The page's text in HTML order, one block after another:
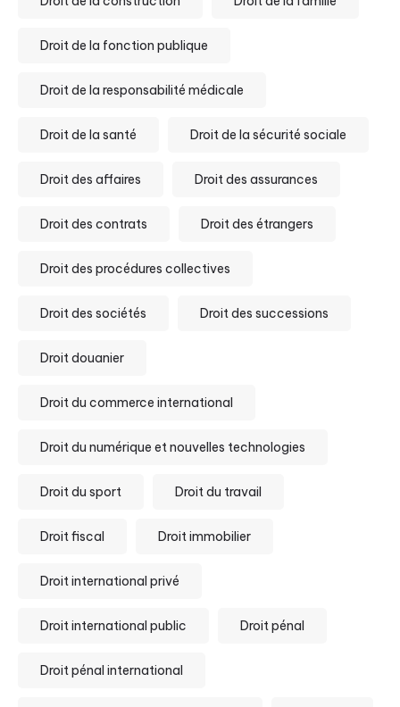
Droit de la fonction publique
Droit de la responsabilité médicale
Droit de la santé Droit de la sécurité sociale
Droit des affaires Droit des assurances
Droit des contrats Droit des étrangers
Droit des procédures collectives
Droit des sociétés Droit des successions
Droit douanier
Droit du commerce international
Droit du numérique et nouvelles technologies
Droit du sport Droit du travail
Droit fiscal Droit immobilier
Droit international privé
Droit international public Droit pénal
Droit pénal international